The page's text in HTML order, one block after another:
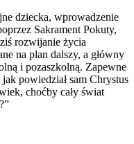
dziecka, wprowadzenie
Sakrament Pokuty,
rozwijanie życia
na plan dalszy, a główny
i pozaszkolną. Zapewne
powiedział sam Chrystus
choćby cały świat